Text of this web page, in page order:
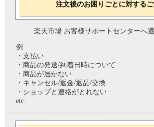
注文後のお困りごとに対する
楽天市場 お客様サポートセンターへ遷
例
・支払い
・商品の発送/到着日時について
・商品が届かない
・キャンセル/返金/返品/交換
・ショップと連絡がとれない
etc.